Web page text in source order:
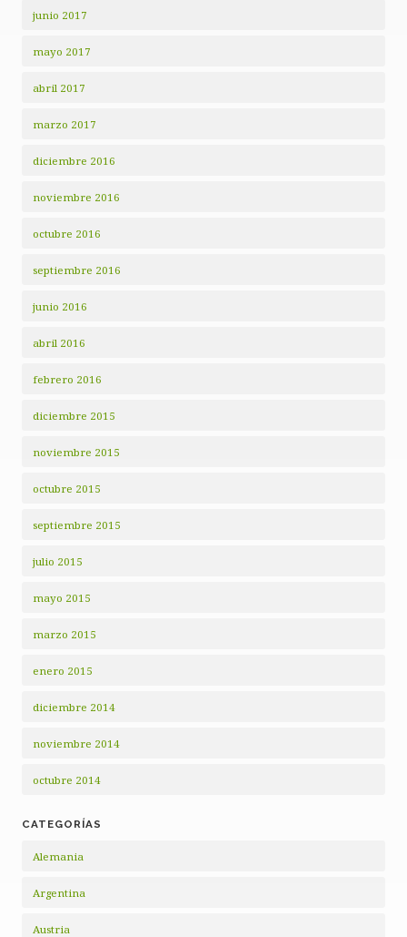
junio 2017
mayo 2017
abril 2017
marzo 2017
diciembre 2016
noviembre 2016
octubre 2016
septiembre 2016
junio 2016
abril 2016
febrero 2016
diciembre 2015
noviembre 2015
octubre 2015
septiembre 2015
julio 2015
mayo 2015
marzo 2015
enero 2015
diciembre 2014
noviembre 2014
octubre 2014
CATEGORÍAS
Alemania
Argentina
Austria